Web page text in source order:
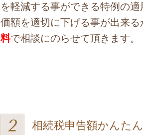
を軽減する事ができる特例の
価額を適切に下げる事が出来
料で相談にのらせて頂きます。
相続税申告額かんた